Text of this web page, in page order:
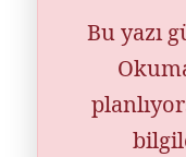
Bu yazı